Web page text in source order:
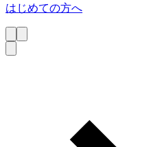
はじめての方へ